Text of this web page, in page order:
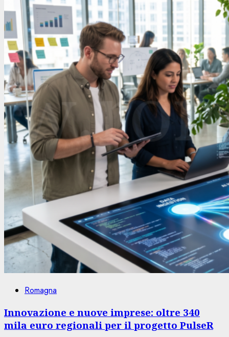
Romagna
Innovazione e nuove imprese: oltre 340
mila euro regionali per il progetto PulseR